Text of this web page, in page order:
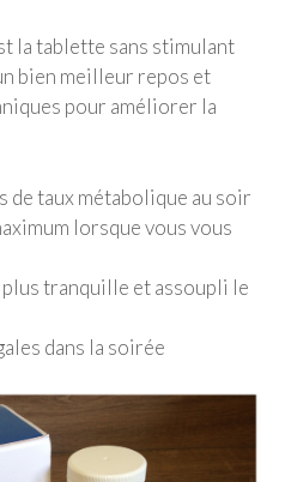
la tablette sans stimulant
bien meilleur repos et
pour améliorer la
de taux métabolique au soir
lorsque vous vous
tranquille et assoupli le
dans la soirée